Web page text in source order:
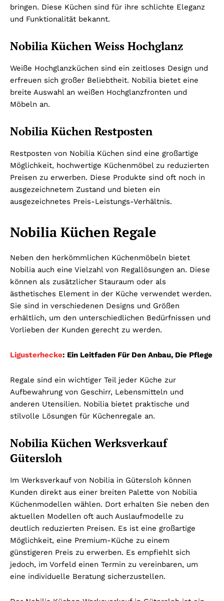
bringen. Diese Küchen sind für ihre schlichte Eleganz
und Funktionalität bekannt.
Nobilia Küchen Weiss Hochglanz
Weiße Hochglanzküchen sind ein zeitloses Design und
erfreuen sich großer Beliebtheit. Nobilia bietet eine
breite Auswahl an weißen Hochglanzfronten und
Möbeln an.
Nobilia Küchen Restposten
Restposten von Nobilia Küchen sind eine großartige
Möglichkeit, hochwertige Küchenmöbel zu reduzierten
Preisen zu erwerben. Diese Produkte sind oft noch in
ausgezeichnetem Zustand und bieten ein
ausgezeichnetes Preis-Leistungs-Verhältnis.
Nobilia Küchen Regale
Neben den herkömmlichen Küchenmöbeln bietet
Nobilia auch eine Vielzahl von Regallösungen an. Diese
können als zusätzlicher Stauraum oder als
ästhetisches Element in der Küche verwendet werden.
Sie sind in verschiedenen Designs und Größen
erhältlich, um den unterschiedlichen Bedürfnissen und
Vorlieben der Kunden gerecht zu werden.
Ligusterhecke: Ein Leitfaden Für Den Anbau, Die Pflege
Regale sind ein wichtiger Teil jeder Küche zur
Aufbewahrung von Geschirr, Lebensmitteln und
anderen Utensilien. Nobilia bietet praktische und
stilvolle Lösungen für Küchenregale an.
Nobilia Küchen Werksverkauf
Gütersloh
Im Werksverkauf von Nobilia in Gütersloh können
Kunden direkt aus einer breiten Palette von Nobilia
Küchenmodellen wählen. Dort erhalten Sie neben den
aktuellen Modellen oft auch Auslaufmodelle zu
deutlich reduzierten Preisen. Es ist eine großartige
Möglichkeit, eine Premium-Küche zu einem
günstigeren Preis zu erwerben. Es empfiehlt sich
jedoch, im Vorfeld einen Termin zu vereinbaren, um
eine individuelle Beratung sicherzustellen.